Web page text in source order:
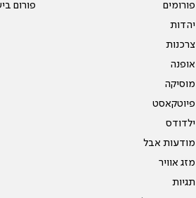
פורומים
יהדות
צרכנות
אופנה
מוסיקה
פיוטקאסט
ילדודס
מודעות אבל
מזג אוויר
תגיות
פורום